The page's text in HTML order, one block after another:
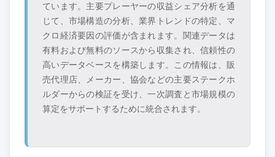
ています。主要プレーヤーの収益シェア分析を通
じて、市場構造の分析、業界トレンドの特定、マ
クロ経済要因の評価が含まれます。関連データは
有料および無料のソースから収集され、信頼性の
高いデータベースを構築します。この情報は、販
売代理店、メーカー、協会などの主要ステークホ
ルダーからの検証を受け、一次調査と市場規模の
算定をサポートするために統合されます。